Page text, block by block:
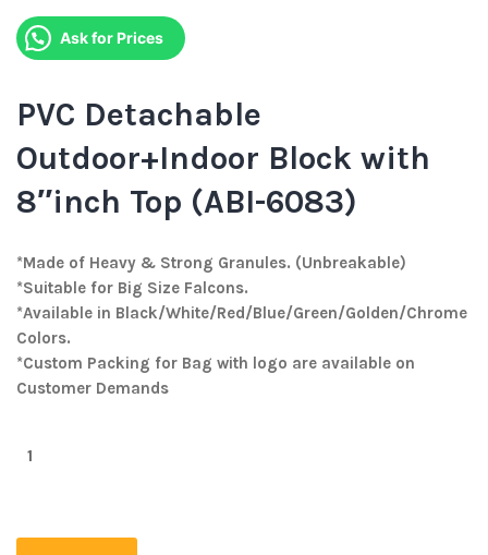
Ask for Prices
PVC Detachable
Outdoor+Indoor Block with
8″inch Top (ABI-6083)
*Made of Heavy & Strong Granules. (Unbreakable)
*Suitable for Big Size Falcons.
*Available in Black/White/Red/Blue/Green/Golden/Chrome
Colors.
*Custom Packing for Bag with logo are available on
Customer Demands